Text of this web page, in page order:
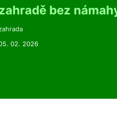
bez
02. 2026